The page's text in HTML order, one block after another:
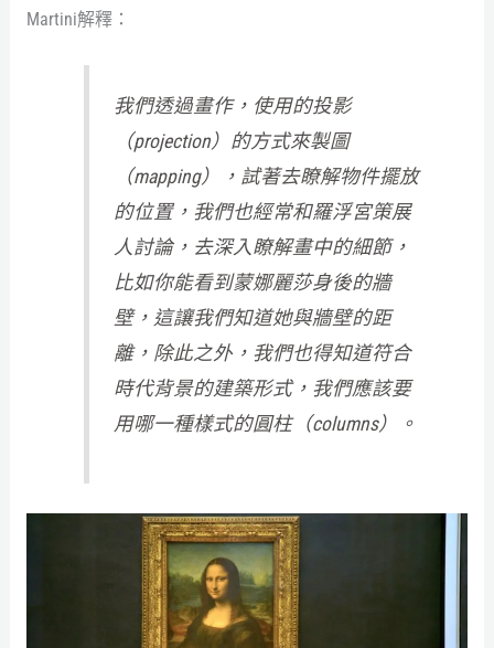
Martini解釋：
我們透過畫作，使用的投影
（projection）的方式來製圖
（mapping），試著去瞭解物件擺放
的位置，我們也經常和羅浮宮策展
人討論，去深入瞭解畫中的細節，
比如你能看到蒙娜麗莎身後的牆
壁，這讓我們知道她與牆壁的距
離，除此之外，我們也得知道符合
時代背景的建築形式，我們應該要
用哪一種樣式的圓柱（columns）。